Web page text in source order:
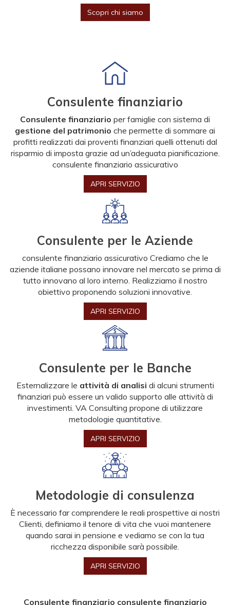
Scopri chi siamo
Consulente finanziario
Consulente finanziario per famiglie con sistema di
gestione del patrimonio che permette di sommare ai
profitti realizzati dai proventi finanziari quelli ottenuti dal
risparmio di imposta grazie ad un’adeguata pianificazione.
consulente finanziario assicurativo
APRI SERVIZIO
Consulente per le Aziende
consulente finanziario assicurativo Crediamo che le
aziende italiane possano innovare nel mercato se prima di
tutto innovano al loro interno. Realizziamo il nostro
obiettivo proponendo soluzioni innovative.
APRI SERVIZIO
Consulente per le Banche
Esternalizzare le attività di analisi di alcuni strumenti
finanziari può essere un valido supporto alle attività di
investimenti. VA Consulting propone di utilizzare
metodologie quantitative.
APRI SERVIZIO
Metodologie di consulenza
È necessario far comprendere le reali prospettive ai nostri
Clienti, definiamo il tenore di vita che vuoi mantenere
quando sarai in pensione e vediamo se con la tua
ricchezza disponibile sarà possibile.
APRI SERVIZIO
Consulente finanziario consulente finanziario